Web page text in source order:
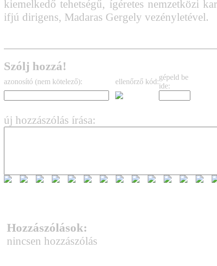
kiemelkedő tehetségű, ígéretes nemzetközi
ifjú dirigens, Madaras Gergely vezényletével.
Szólj hozzá!
azonosító (nem kötelező): ellenőrző kód:
gépeld be
ide:
új hozzászólás írása:
Hozzászólások:
nincsen hozzászólás